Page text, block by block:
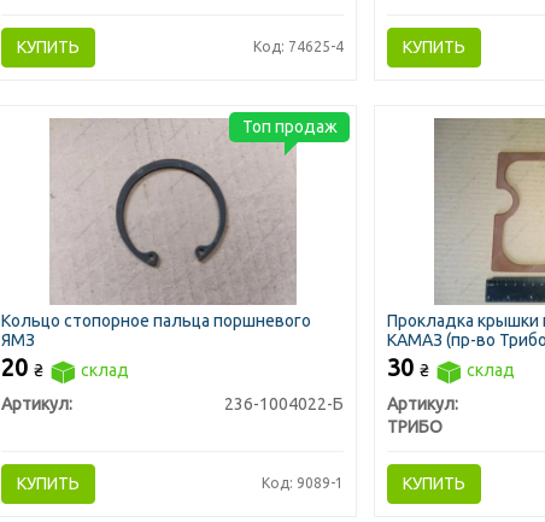
КУПИТЬ Код: 74625-4 КУПИТЬ
Кольцо стопорное пальца поршневого
ЯМЗ
20₴
склад
Артикул:
236-1004022-Б
КУПИТЬ Код: 9089-1
Топ продаж
Прокладка крышки
КАМАЗ (пр-во
30₴
склад
Артикул:
ТРИБО
КУПИТЬ